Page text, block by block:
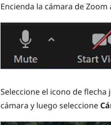
Encienda la cámara deZoom
Seleccione el icono de flecha
cámara y luego seleccione